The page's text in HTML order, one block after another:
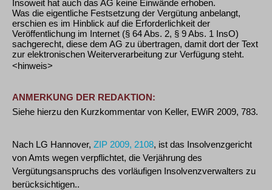
Insoweit hat auch das AG keine Einwände erhoben.
Was die eigentliche Festsetzung der Vergütung anbelangt,
erschien es im Hinblick auf die Erforderlichkeit der
Veröffentlichung im Internet (§ 64 Abs. 2, § 9 Abs. 1 InsO)
sachgerecht, diese dem AG zu übertragen, damit dort der Text
zur elektronischen Weiterverarbeitung zur Verfügung steht.
<hinweis>
ANMERKUNG DER REDAKTION:
Siehe hierzu den Kurzkommentar von Keller, EWiR 2009, 783.
Nach LG Hannover, ZIP 2009, 2108, ist das Insolvenzgericht
von Amts wegen verpflichtet, die Verjährung des
Vergütungsanspruchs des vorläufigen Insolvenzverwalters zu
berücksichtigen..